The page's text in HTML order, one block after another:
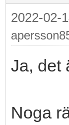
2022-02-
Ja, det
Noga